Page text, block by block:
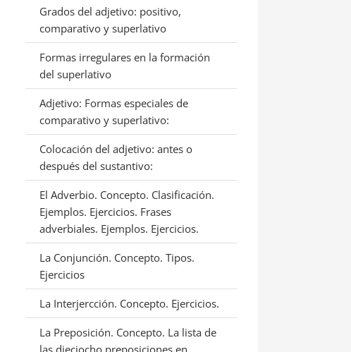
Grados del adjetivo: positivo,
comparativo y superlativo
Formas irregulares en la formación
del superlativo
Adjetivo: Formas especiales de
comparativo y superlativo:
Colocación del adjetivo: antes o
después del sustantivo:
El Adverbio. Concepto. Clasificación.
Ejemplos. Ejercicios. Frases
adverbiales. Ejemplos. Ejercicios.
La Conjunción. Concepto. Tipos.
Ejercicios
La Interjercción. Concepto. Ejercicios.
La Preposición. Concepto. La lista de
las dieciocho preposiciones en